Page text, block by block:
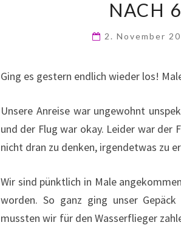
NACH
2. November
Ging es gestern endlich wieder los!
Unsere Anreise war ungewohnt
und der Flug war okay. Leider war
nicht dran zu denken, irgendetwas zu
Wir sind pünktlich in Male
worden. So ganz ging unser
mussten wir für den Wasserflieger